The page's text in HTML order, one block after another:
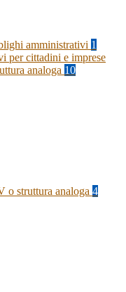
amministrativi 1
per cittadini e imprese
analoga 10
o struttura analoga 4